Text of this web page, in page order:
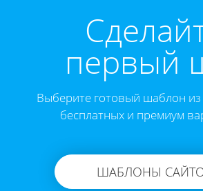
первый
Выберите готовый шаблон
бесплатных и премиум
ШАБЛОНЫ